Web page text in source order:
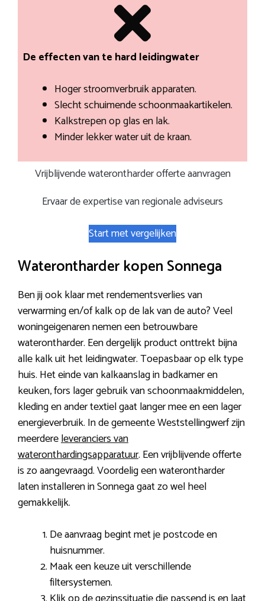
De effecten van te hard leidingwater
Hoger stroomverbruik apparaten.
Slecht schuimende schoonmaakartikelen.
Kalkstrepen op glas en lak.
Minder lekker water uit de kraan.
Vrijblijvende waterontharder offerte aanvragen
Ervaar de expertise van regionale adviseurs
Start met vergelijken
Waterontharder kopen Sonnega
Ben jij ook klaar met rendementsverlies van
verwarming en/of kalk op de lak van de auto? Veel
woningeigenaren nemen een betrouwbare
waterontharder. Een dergelijk product onttrekt bijna
alle kalk uit het leidingwater. Toepasbaar op elk type
huis. Het einde van kalkaanslag in badkamer en
keuken, fors lager gebruik van schoonmaakmiddelen,
kleding en ander textiel gaat langer mee en een lager
energieverbruik. In de gemeente Weststellingwerf zijn
meerdereleveranciers van
wateronthardingsapparatuur. Een vrijblijvende offerte
is zo aangevraagd. Voordelig een waterontharder
laten installeren in Sonnega gaat zo wel heel
gemakkelijk.
De aanvraag begint met je postcode en
huisnummer.
Maak een keuze uit verschillende
filtersystemen.